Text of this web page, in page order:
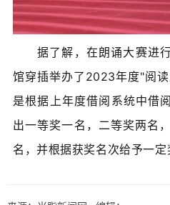
据了解，在朗诵大赛进
馆穿插举办了2023年度"阅
是根据上年度借阅系统中借
出一等奖一名，二等奖两名
名，并根据获奖名次给予一定